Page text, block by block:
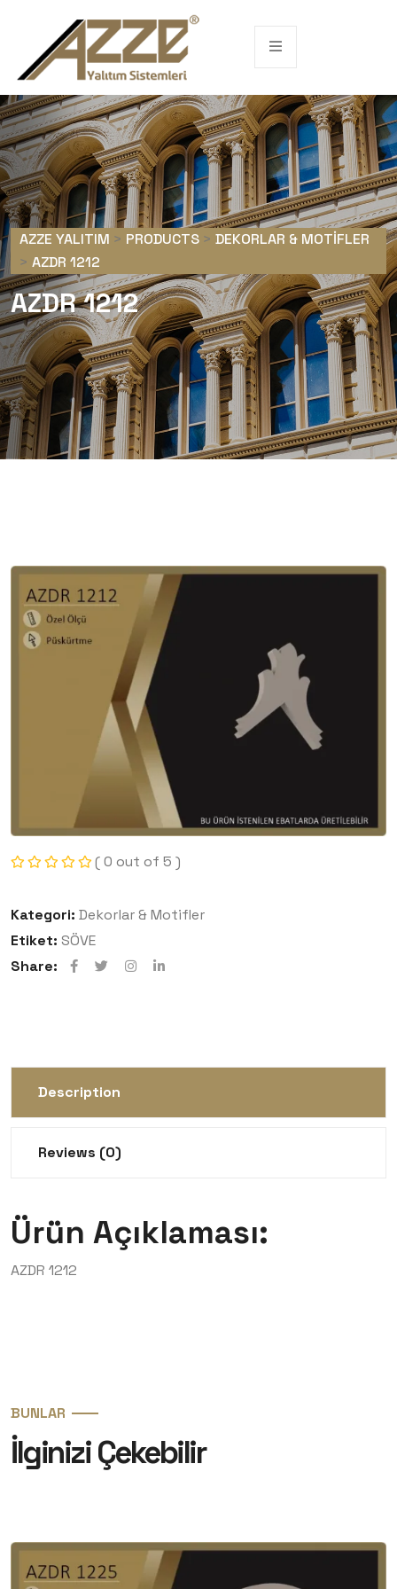
AZZE YALITIM > PRODUCTS > DEKORLAR & MOTIFLER
> AZDR 1212
AZDR 1212
( 0 out of 5 )
Kategori: Dekorlar & Motifler
Etiket: SÖVE
Share:
Description
Reviews (0)
Ürün Açıklaması:
AZDR 1212
BUNLAR
İlginizi Çekebilir